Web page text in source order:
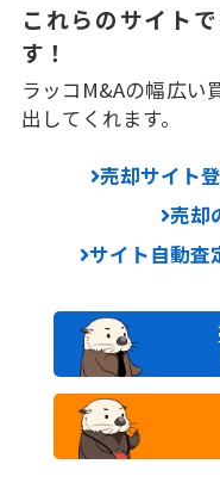
これらのサイト
す！
ラッコM&Aの幅広い
出してくれます。
売却サイト
売却
サイト自動査